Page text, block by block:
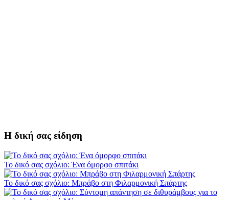
Η δική σας είδηση
Το δικό σας σχόλιο: Ένα όμορφο σπιτάκι
Το δικό σας σχόλιο: Μπράβο στη Φιλαρμονική Σπάρτης